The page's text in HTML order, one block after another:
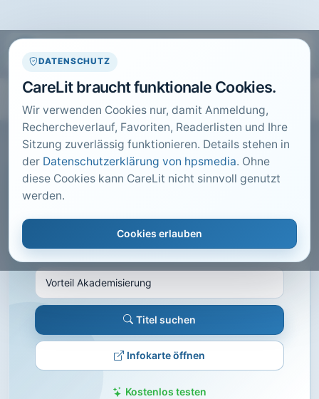
DATENSCHUTZ
CareLit braucht funktionale Cookies.
Wir verwenden Cookies nur, damit Anmeldung,
Rechercheverlauf, Favoriten, Readerlisten und Ihre
Sitzung zuverlässig funktionieren. Details stehen in
der Datenschutzerklärung von hpsmedia. Ohne
diese Cookies kann CareLit nicht sinnvoll genutzt
werden.
Cookies erlauben
CARELIT FACHARTIKEL
Vorteil Akademisierung
SCHMID, C.; SELL-KRUDE, S.; · Ergotherapie &
Rehabilitation, Idstein · 2014 · Heft 5 · S. 11 bis 17
Titel suchen
Infokarte öffnen
Kostenlos testen